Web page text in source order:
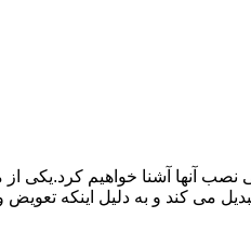
نصب آنها آشنا خواهیم
می کند و به دلیل اینکه